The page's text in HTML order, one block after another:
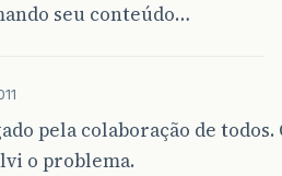
seu conteúdo…
pela colaboração de
o problema.